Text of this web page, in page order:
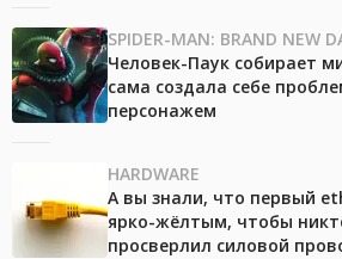
SPIDER-MAN: BRAND NEW
Человек-Паук собирает
сама создала себе
персонажем
HARDWARE
А вы знали, что первый
ярко-жёлтым, чтобы
просверлил силовой